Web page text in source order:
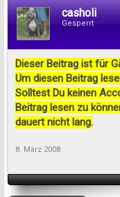
casholi
Gesperrt
Dieser Beitrag ist für
Um diesen Beitrag
Solltest Du keinen
Beitrag lesen zu
dauert nicht lang.
8. März 2008